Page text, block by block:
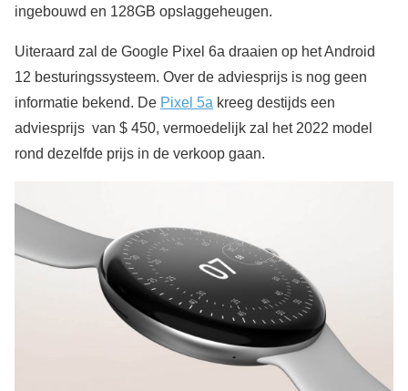
ingebouwd en 128GB opslaggeheugen.
Uiteraard zal de Google Pixel 6a draaien op het Android
12 besturingssysteem. Over de adviesprijs is nog geen
informatie bekend. De Pixel 5a kreeg destijds een
adviesprijs van $ 450, vermoedelijk zal het 2022 model
rond dezelfde prijs in de verkoop gaan.